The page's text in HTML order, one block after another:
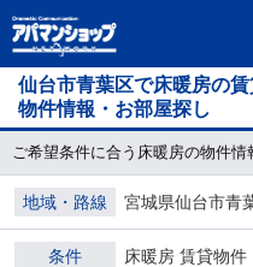
仙台市青葉区で床暖房の
物件情報・お部屋探し
ご希望条件に合う床暖房の物件情
地域・路線 宮城県仙台市青
条件 床暖房 賃貸物件